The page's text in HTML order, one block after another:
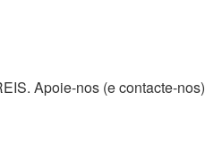
Apoie-nos (e contacte-nos)